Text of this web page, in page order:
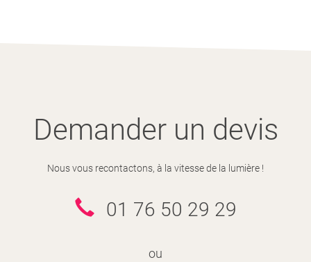
Demander un devis
Nous vous recontactons, à la vitesse de la lumière !
01 76 50 29 29
ou